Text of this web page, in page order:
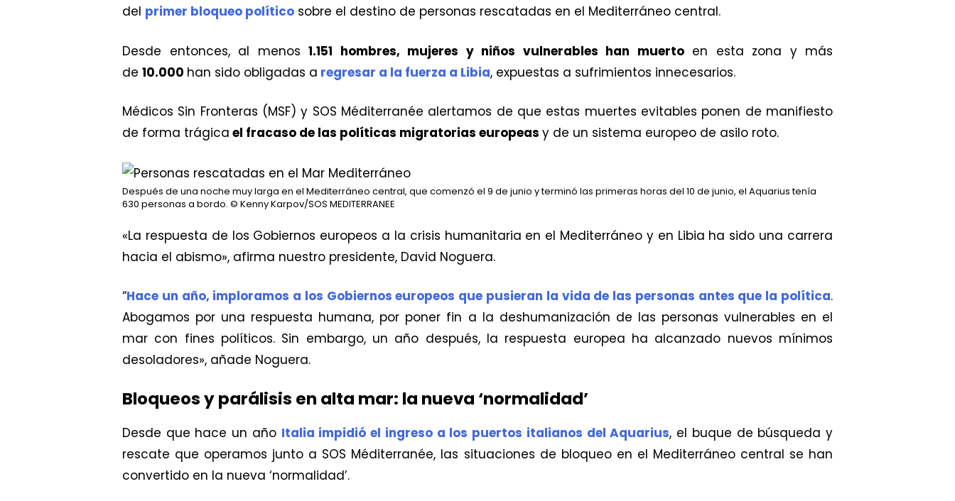
del primer bloqueo político sobre el destino de personas rescatadas en el Mediterráneo central.
Desde entonces, al menos 1.151 hombres, mujeres y niños vulnerables han muertoen esta zona y más
de 10.000 han sido obligadas a regresar a la fuerza a Libia, expuestas a sufrimientos innecesarios.
Médicos Sin Fronteras (MSF) y SOS Méditerranée alertamos de que estas muertes evitables ponen de manifiesto
de forma trágica el fracaso de las políticas migratorias europeas y de un sistema europeo de asilo roto.
Después de una noche muy larga en el Mediterráneo central, que comenzó el 9 de junio y terminó las primeras horas del 10 de junio, el Aquarius tenía
630 personas a bordo. © Kenny Karpov/SOS MEDITERRANEE
«La respuesta de los Gobiernos europeos a la crisis humanitaria en el Mediterráneo y en Libia ha sido una carrera
hacia el abismo», afirma nuestro presidente, David Noguera.
“Hace un año, imploramos a los Gobiernos europeos que pusieran la vida de las personas antes que la política.
Abogamos por una respuesta humana, por poner fin a la deshumanización de las personas vulnerables en el
mar con fines políticos. Sin embargo, un año después, la respuesta europea ha alcanzado nuevos mínimos
desoladores», añade Noguera.
Bloqueos y parálisis en alta mar: la nueva ‘normalidad’
Desde que hace un año Italia impidió el ingreso a los puertos italianos del Aquarius, el buque de búsqueda y
rescate que operamos junto a SOS Méditerranée, las situaciones de bloqueo en el Mediterráneo central se han
convertido en la nueva ‘normalidad’.